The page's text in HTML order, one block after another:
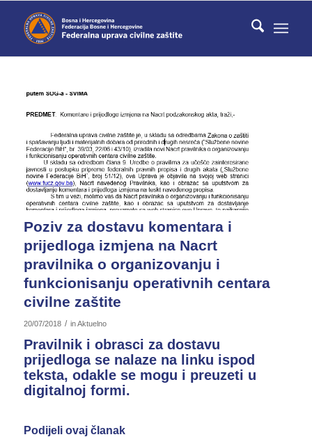
Poziv za dostavu komentara i
prijedloga izmjena na Nacrt
pravilnika o organizovanju i
funkcionisanju operativnih centara
civilne zaštite
20/07/2018 / inAktuelno
Pravilnik i obrasci za dostavu
prijedloga se nalaze na linku ispod
teksta, odakle se mogu i preuzeti u
digitalnoj formi.
Podijeli ovaj članak